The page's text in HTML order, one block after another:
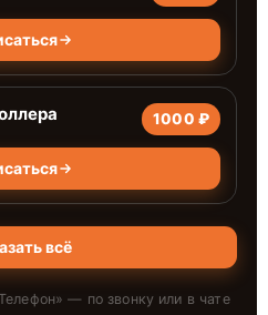
1000 ₽
всё
» — по звонку или в чате